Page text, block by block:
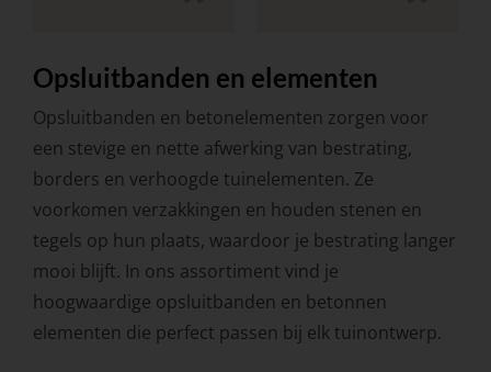
Opsluitbanden en elementen
Opsluitbanden en betonelementen zorgen voor
een stevige en nette afwerking van bestrating,
borders en verhoogde tuinelementen. Ze
voorkomen verzakkingen en houden stenen en
tegels op hun plaats, waardoor je bestrating langer
mooi blijft. In ons assortiment vind je
hoogwaardige opsluitbanden en betonnen
elementen die perfect passen bij elk tuinontwerp.